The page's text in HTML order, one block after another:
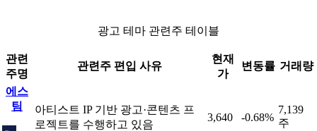
광고 테마 관련주 테이블
관련
주명
관련주 편입 사유
현재
가
변동률 거래량
에스
팀
아티스트 IP 기반 광고·콘텐츠 프
로젝트를 수행하고 있음
3,640 -0.68%
7,139
주